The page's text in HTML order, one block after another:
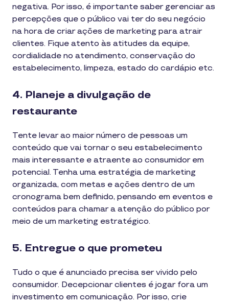
negativa. Por isso, é importante saber gerenciar as
percepções que o público vai ter do seu negócio
na hora de criar ações de marketing para atrair
clientes. Fique atento às atitudes da equipe,
cordialidade no atendimento, conservação do
estabelecimento, limpeza, estado do cardápio etc.
4. Planeje a divulgação de
restaurante
Tente levar ao maior número de pessoas um
conteúdo que vai tornar o seu estabelecimento
mais interessante e atraente ao consumidor em
potencial. Tenha uma estratégia de marketing
organizada, com metas e ações dentro de um
cronograma bem definido, pensando em eventos e
conteúdos para chamar a atenção do público por
meio de um marketing estratégico.
5. Entregue o que prometeu
Tudo o que é anunciado precisa ser vivido pelo
consumidor. Decepcionar clientes é jogar fora um
investimento em comunicação. Por isso, crie